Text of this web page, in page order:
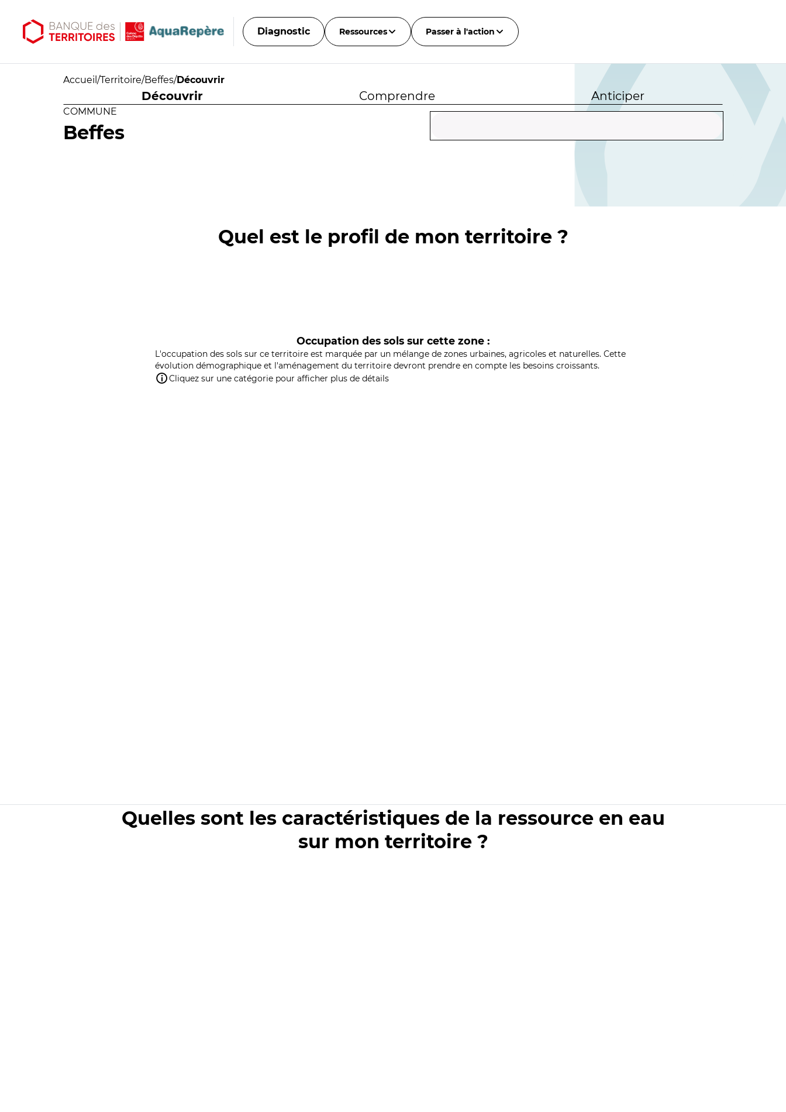
Diagnostic Ressources Passer à l'action
Accueil /Territoire/Beffes/Découvrir
Découvrir Comprendre Anticiper
COMMUNE
Beffes
Quel est le profil de mon territoire ?
Occupation des sols sur cette zone :
L'occupation des sols sur ce territoire est marquée par un mélange de zones urbaines, agricoles et naturelles. Cette
évolution démographique et l'aménagement du territoire devront prendre en compte les besoins croissants.
Cliquez sur une catégorie pour afficher plus de détails
Quelles sont les caractéristiques de la ressource en eau
sur mon territoire ?